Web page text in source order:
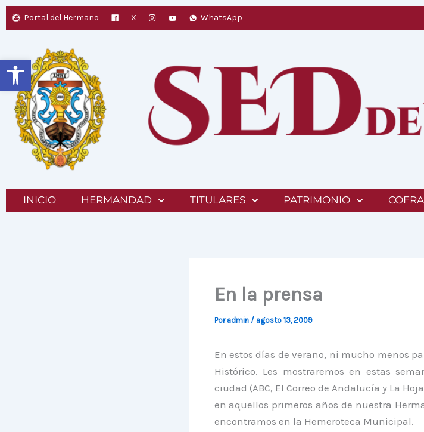
Abrir barra de herramientas
Portal del Hermano X WhatsApp
INICIO HERMANDAD TITULARES PATRIMONIO
En la prensa
Por admin / agosto 13, 2009
En estos días de verano, ni mucho menos
Histórico. Les mostraremos en estas
ciudad (ABC, El Correo de Andalucía y La
en aquellos primeros años de nuestra
encontramos en la Hemeroteca Municipal.